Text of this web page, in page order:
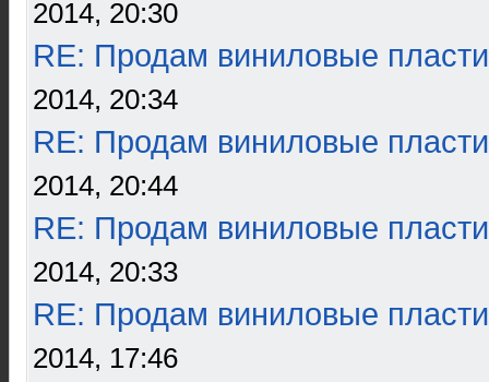
2014, 20:30
RE: Продам виниловые
2014, 20:34
RE: Продам виниловые
2014, 20:44
RE: Продам виниловые
2014, 20:33
RE: Продам виниловые
2014, 17:46